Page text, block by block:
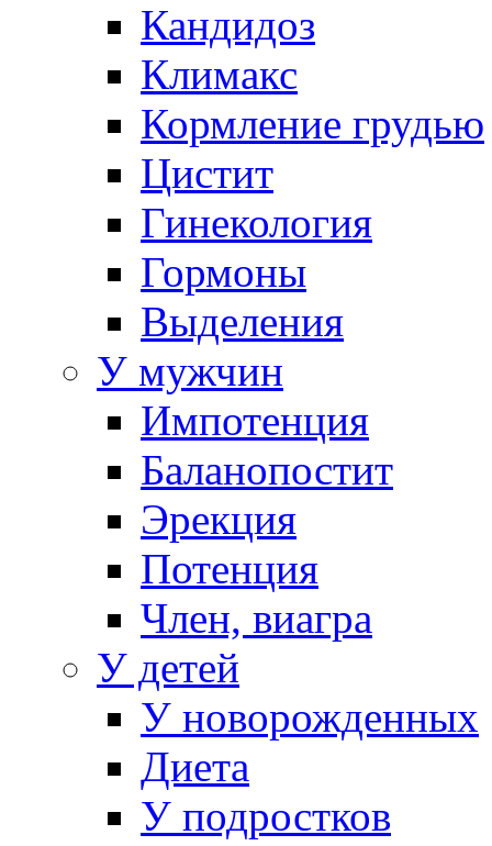
Кандидоз
Климакс
Кормление грудью
Цистит
Гинекология
Гормоны
Выделения
У мужчин
Импотенция
Баланопостит
Эрекция
Потенция
Член, виагра
У детей
У новорожденных
Диета
У подростков